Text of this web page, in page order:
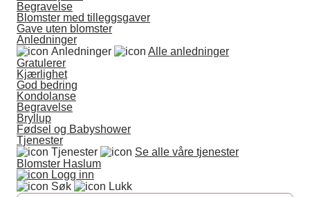
Begravelse
Blomster med tilleggsgaver
Gave uten blomster
Anledninger
Anledninger
Alle anledninger
Gratulerer
Kjærlighet
God bedring
Kondolanse
Begravelse
Bryllup
Fødsel og Babyshower
Tjenester
Tjenester
Se alle våre tjenester
Blomster Haslum
Logg inn
Søk
Lukk